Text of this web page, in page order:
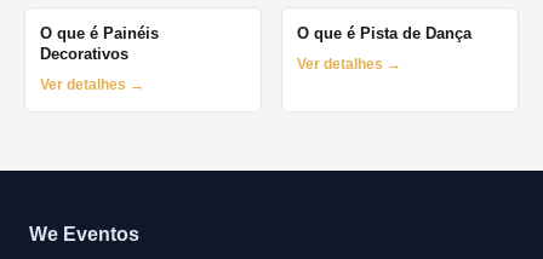
O que é Painéis
Decorativos
Ver detalhes →
O que é Pista de Dança
Ver detalhes →
We Eventos